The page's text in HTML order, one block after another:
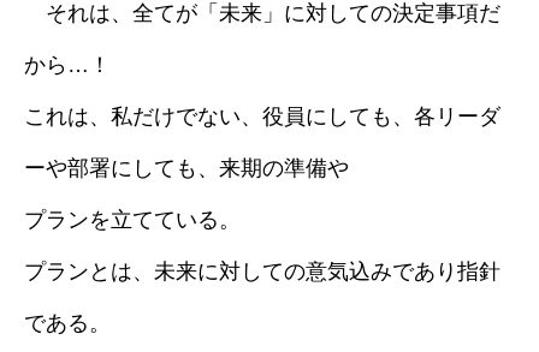
それは、全てが「未来」に対しての決定事項だ
から…！
これは、私だけでない、役員にしても、各リーダ
ーや部署にしても、来期の準備や
プランを立てている。
プランとは、未来に対しての意気込みであり指針
である。